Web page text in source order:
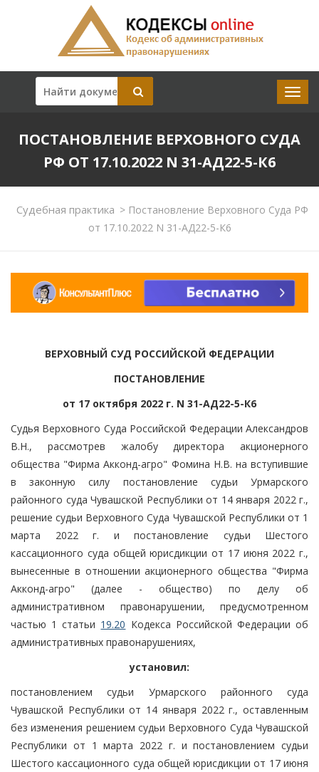
ПОСТАНОВЛЕНИЕ ВЕРХОВНОГО СУДА
РФ ОТ 17.10.2022 N 31-АД22-5-К6
Судебная практика >Постановление Верховного Суда РФ
от 17.10.2022 N 31-АД22-5-К6
ВЕРХОВНЫЙ СУД РОССИЙСКОЙ ФЕДЕРАЦИИ
ПОСТАНОВЛЕНИЕ
от 17 октября 2022 г. N 31-АД22-5-К6
Судья Верховного Суда Российской Федерации Александров
В.Н., рассмотрев жалобу директора акционерного
общества "Фирма Акконд-агро" Фомина Н.В. на вступившие
в законную силу постановление судьи Урмарского
районного суда Чувашской Республики от 14 января 2022 г.,
решение судьи Верховного Суда Чувашской Республики от 1
марта 2022 г. и постановление судьи Шестого
кассационного суда общей юрисдикции от 17 июня 2022 г.,
вынесенные в отношении акционерного общества "Фирма
Акконд-агро" (далее - общество) по делу об
административном правонарушении, предусмотренном
частью 1 статьи 19.20 Кодекса Российской Федерации об
административных правонарушениях,
установил:
постановлением судьи Урмарского районного суда
Чувашской Республики от 14 января 2022 г., оставленным
без изменения решением судьи Верховного Суда Чувашской
Республики от 1 марта 2022 г. и постановлением судьи
Шестого кассационного суда общей юрисдикции от 17 июня